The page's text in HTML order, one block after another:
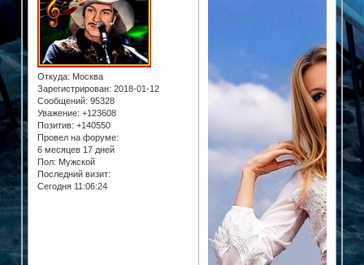
Откуда: Москва
Зарегистрирован: 2018-01-12
Сообщений: 95328
Уважение: +123608
Позитив: +140550
Провел на форуме:
6 месяцев 17 дней
Пол: Мужской
Последний визит:
Сегодня 11:06:24